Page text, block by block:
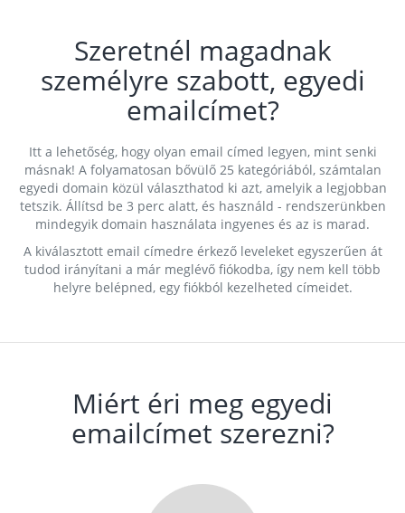
Szeretnél magadnak
személyre szabott, egyedi
emailcímet?
Itt a lehetőség, hogy olyan email címed legyen, mint senki
másnak! A folyamatosan bővülő 25 kategóriából, számtalan
egyedi domain közül választhatod ki azt, amelyik a legjobban
tetszik. Állítsd be 3 perc alatt, és használd - rendszerünkben
mindegyik domain használata ingyenes és az is marad.
A kiválasztott email címedre érkező leveleket egyszerűen át
tudod irányítani a már meglévő fiókodba, így nem kell több
helyre belépned, egy fiókból kezelheted címeidet.
Miért éri meg egyedi
emailcímet szerezni?